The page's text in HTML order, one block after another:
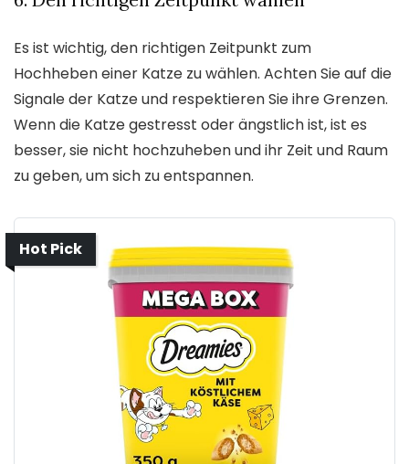
Es ist wichtig, den richtigen Zeitpunkt zum
Hochheben einer Katze zu wählen. Achten Sie auf die
Signale der Katze und respektieren Sie ihre Grenzen.
Wenn die Katze gestresst oder ängstlich ist, ist es
besser, sie nicht hochzuheben und ihr Zeit und Raum
zu geben, um sich zu entspannen.
Hot Pick